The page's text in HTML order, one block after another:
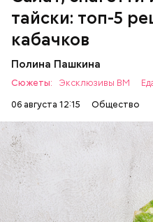
тайски: топ-5
кабачков
Полина Пашкина
Сюжеты: Эксклюзивы ВМ
06 августа 12:15
Общество
Ингредиенты:
ЕДА ОВОЩИ
есть с осторожностью